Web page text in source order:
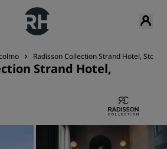
Radisson Collection Strand Hotel,
Strand Hotel,